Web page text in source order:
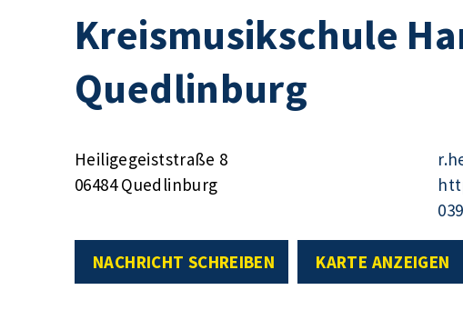
Kreismusikschule
Quedlinburg
Heiligegeiststraße 8
06484 Quedlinburg
NACHRICHT SCHREIBEN KARTE ANZEIGEN